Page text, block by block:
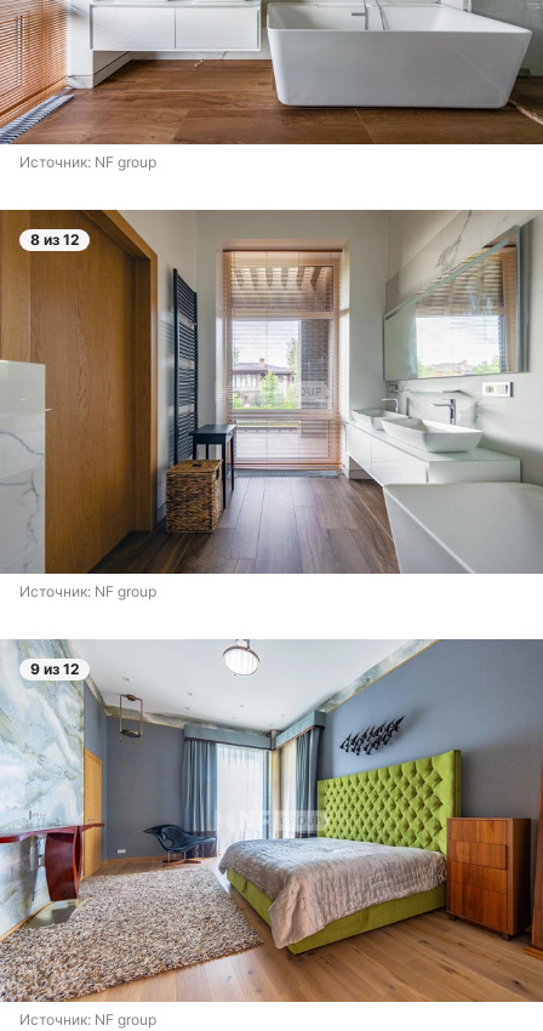
Источник: NF group
8 из 12
Источник: NF group
9 из 12
Источник: NF group